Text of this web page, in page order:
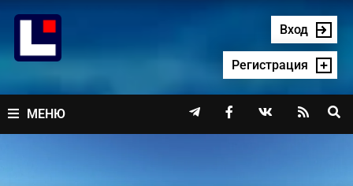
содержимому
Вход
Регистрация
МЕНЮ    